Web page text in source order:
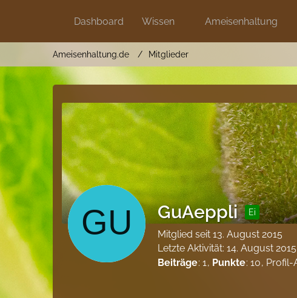
Dashboard Wissen Ameisenhaltung
Ameisenhaltung.de Mitglieder
GuAeppli Ei
Mitglied seit 13. August 2015
Letzte Aktivität:14. August
Beiträge 1 Punkte 10 Profil-